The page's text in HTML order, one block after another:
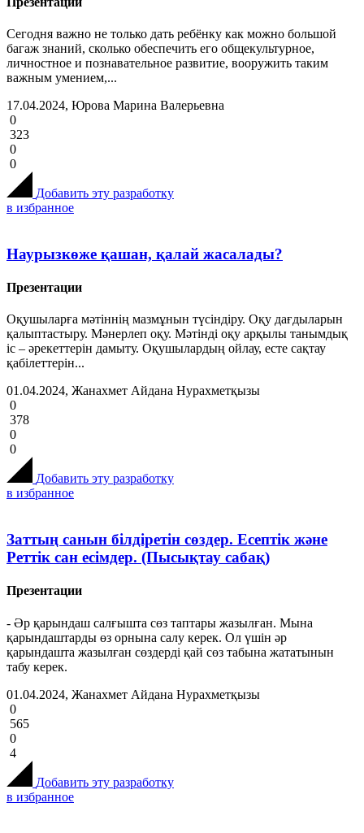
Сегодня важно не только дать ребёнку как можно большой
багаж знаний, сколько обеспечить его общекультурное,
личностное и познавательное развитие, вооружить таким
важным умением,...
17.04.2024, Юрова Марина Валерьевна
0
323
0
0
Добавить эту разработку
в избранное
Наурызкөже қашан, қалай жасалады?
Презентации
Оқушыларға мәтіннің мазмұнын түсіндіру. Оқу дағдыларын
қалыптастыру. Мәнерлеп оқу. Мәтінді оқу арқылы танымдық
іс – әрекеттерін дамыту. Оқушылардың ойлау, есте сақтау
қабілеттерін...
01.04.2024, Жанахмет Айдана Нурахметқызы
0
378
0
0
Добавить эту разработку
в избранное
Заттың санын білдіретін сөздер. Есептік және
Реттік сан есімдер. (Пысықтау сабақ)
Презентации
- Әр қарындаш салғышта сөз таптары жазылған. Мына
қарындаштарды өз орнына салу керек. Ол үшін әр
қарындашта жазылған сөздерді қай сөз табына жататынын
табу керек.
01.04.2024, Жанахмет Айдана Нурахметқызы
0
565
0
4
Добавить эту разработку
в избранное